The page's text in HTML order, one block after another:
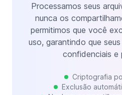
Processamos seus
nunca os
permitimos que você
uso, garantindo que
confidenciais e
Criptografia
Exclusão